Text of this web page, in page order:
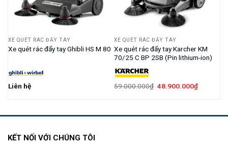
XE QUÉT RÁC ĐẨY TAY
Xe quét rác đẩy tay Ghibli HS M 80
Liên hệ
XE QUÉT RÁC ĐẨY TAY
Xe quét rác đẩy tay Karcher KM
70/25 C BP 2SB (Pin lithium-ion)
59.000.000₫ Giá
48.900.000₫Giá
KẾT NỐI VỚI CHÚNG TÔI